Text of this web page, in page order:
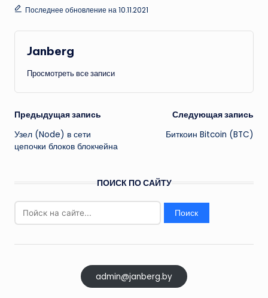
Последнее обновление на 10.11.2021
Janberg
Просмотреть все записи
Навигация
записи
Предыдущая запись
Узел (Node) в сети
цепочки блоков блокчейна
Следующая запись
Биткоин Bitcoin (BTC)
ПОИСК ПО САЙТУ
Найти:
admin@janberg.by